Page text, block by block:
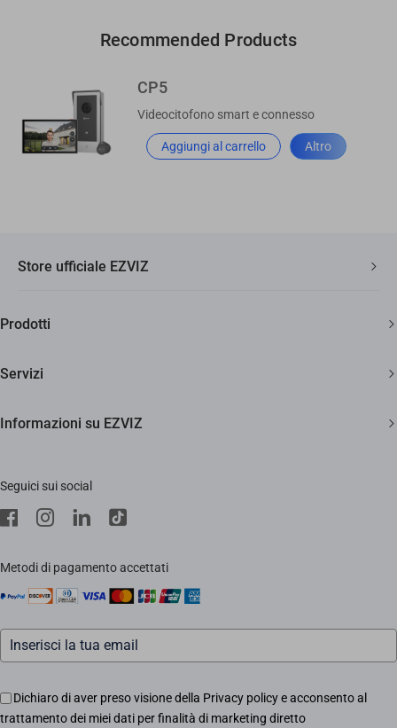
Recommended Products
CP5
Videocitofono smart e connesso
Aggiungi al carrello Altro
Store ufficiale EZVIZ
Prodotti
Citofonia e Spioncini
Servizi
Supporto
Stores
Informazioni legali
Assistenza Motori Apricancello
Informazioni su EZVIZ
EZVIZ Green
EZVIZ CSR
Traccia il tuo ordine
Eventi
Seguici sui social
Metodi di pagamento accettati
Dichiaro di aver preso visione della Privacy policy e acconsento al
trattamento dei miei dati per finalità di marketing diretto